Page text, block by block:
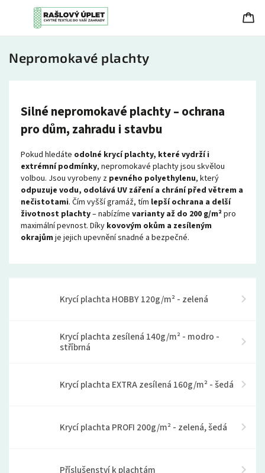
Nepromokavé plachty
Silné nepromokavé plachty – ochrana
pro dům, zahradu i stavbu
Pokud hledáte odolné krycí plachty, které vydrží i
extrémní podmínky, nepromokavé plachty jsou skvělou
volbou. Jsou vyrobeny z pevného polyethylenu, který
odpuzuje vodu, odolává UV záření a chrání před větrem a
nečistotami. Čím vyšší gramáž, tím lepší ochrana a delší
životnost plachty– nabízíme varianty až do 200 g/m²pro
maximální pevnost. Díky kovovým okům a zesíleným
okrajům je jejich upevnění snadné a bezpečné.
Krycí plachta HOBBY 120g/m² - zelená
Krycí plachta zesílená 140g/m² - modro -
stříbrná
Krycí plachta EXTRA zesílená 160g/m² - šedá
Krycí plachta PROFI 200g/m² - zelená, šedá
Příslušenství k plachtám